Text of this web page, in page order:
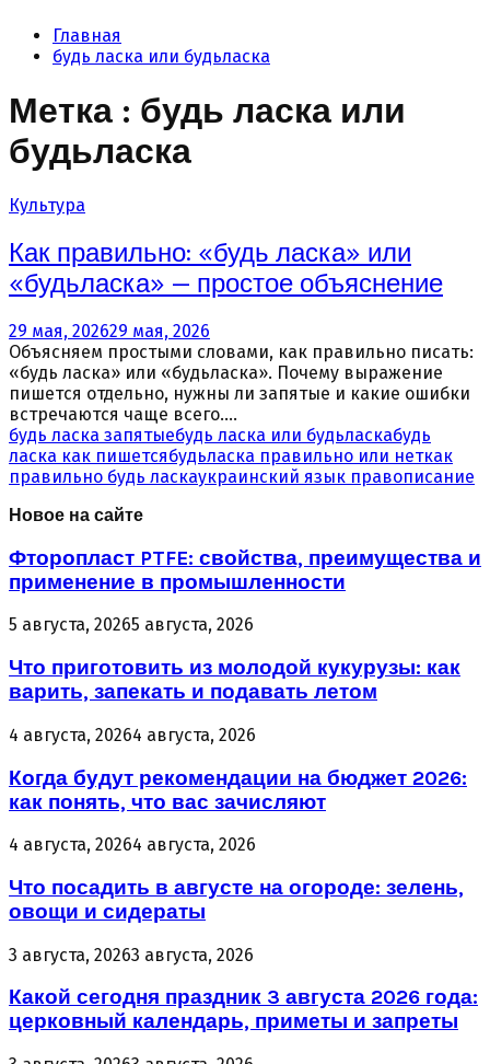
Главная
будь ласка или будьласка
Метка : будь ласка или
будьласка
Культура
Как правильно: «будь ласка» или
«будьласка» — простое объяснение
29 мая, 202629 мая, 2026
Объясняем простыми словами, как правильно писать:
«будь ласка» или «будьласка». Почему выражение
пишется отдельно, нужны ли запятые и какие ошибки
встречаются чаще всего....
будь ласка запятыебудь ласка или будьласкабудь
ласка как пишетсябудьласка правильно или неткак
правильно будь ласкаукраинский язык правописание
Новое на сайте
Фторопласт PTFE: свойства, преимущества и
применение в промышленности
5 августа, 20265 августа, 2026
Что приготовить из молодой кукурузы: как
варить, запекать и подавать летом
4 августа, 20264 августа, 2026
Когда будут рекомендации на бюджет 2026:
как понять, что вас зачисляют
4 августа, 20264 августа, 2026
Что посадить в августе на огороде: зелень,
овощи и сидераты
3 августа, 20263 августа, 2026
Какой сегодня праздник 3 августа 2026 года:
церковный календарь, приметы и запреты